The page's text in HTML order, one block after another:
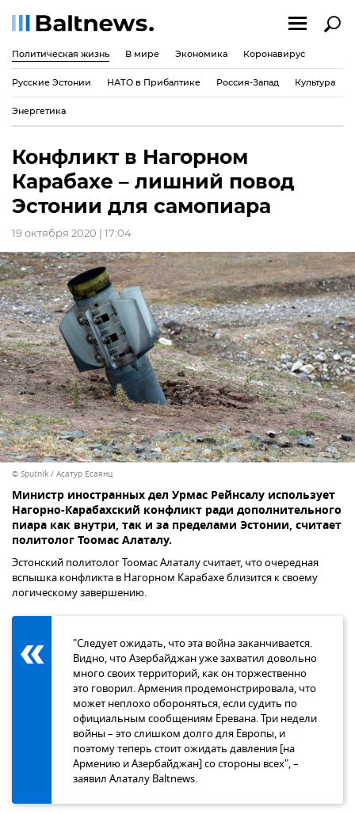
Политическая жизнь В мире Экономика Коронавирус
Русские Эстонии НАТО в Прибалтике Россия-Запад Культура
Энергетика
Конфликт в Нагорном
Карабахе – лишний повод
Эстонии для самопиара
19 октября 2020 | 17:04
© Sputnik / Асатур Есаянц
Министр иностранных дел Урмас Рейнсалу использует
Нагорно-Карабахский конфликт ради дополнительного
пиара как внутри, так и за пределами Эстонии, считает
политолог Тоомас Алаталу.
Эстонский политолог Тоомас Алаталу считает, что очередная
вспышка конфликта в Нагорном Карабахе близится к своему
логическому завершению.
"Следует ожидать, что эта война заканчивается.
Видно, что Азербайджан уже захватил довольно
много своих территорий, как он торжественно
это говорил. Армения продемонстрировала, что
может неплохо обороняться, если судить по
официальным сообщениям Еревана. Три недели
войны – это слишком долго для Европы, и
поэтому теперь стоит ожидать давления [на
Армению и Азербайджан] со стороны всех", –
заявил Алаталу Baltnews.